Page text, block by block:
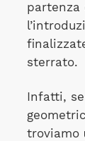
partenza
sterrato.
Infatti,
troviamo